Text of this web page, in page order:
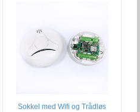
Sokkel med Wifi og Trådløs